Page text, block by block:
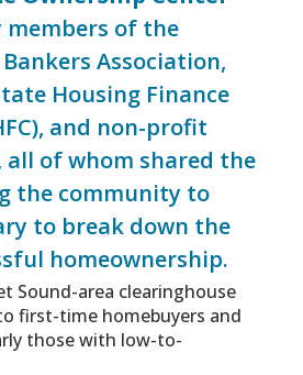
members of the
Association,
Housing Finance
and non-profit
all of whom shared the
the community to
to break down the
homeownership.
Sound-area clearinghouse
first-time homebuyers and
those with low-to-